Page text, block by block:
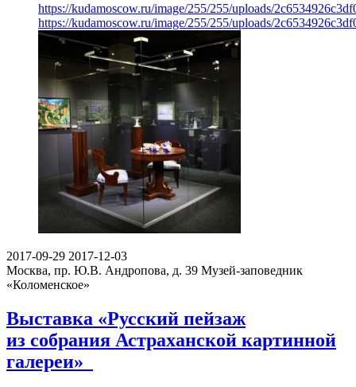
https://kudamoscow.ru/image/255/255/uploads/
https://kudamoscow.ru/image/255/255/uploads/
2017-09-29 2017-12-03
Москва, пр. Ю.В. Андропова, д. 39 Музей-заповедник
«Коломенское»
Выставка «Русский пейзаж
из собрания Астраханской картинной
галереи»